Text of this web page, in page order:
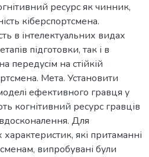
ресурс як чинник,
кіберспортсмена.
в інтелектуальних видах
підготовки, так і в
передусім на стійкій
Мета. Установити
ефективного гравця у
когнітивний ресурс гравців
Для
які притаманні
випробувані були